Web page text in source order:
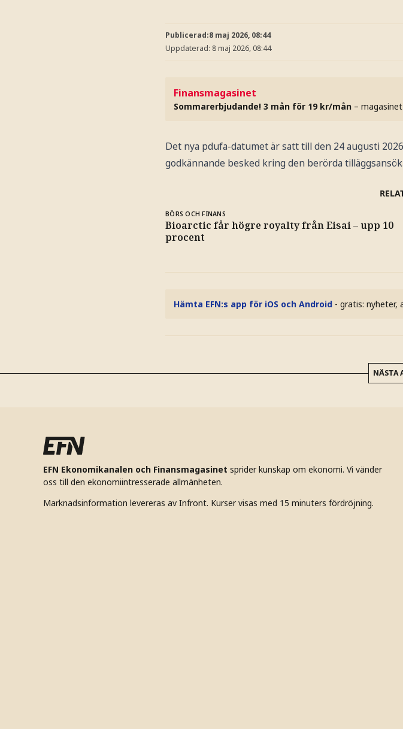
Publicerad:8 maj 2026, 08:44
Uppdaterad: 8 maj 2026, 08:44
Finansmagasinet
Sommarerbjudande! 3 mån för 19 kr/mån –
Det nya pdufa-datumet är satt till den 24 augusti
godkännande besked kring den berörda
BÖRS OCH FINANS
Bioarctic får högre royalty från Eisai – upp 10
procent
Hämta EFN:s app för iOS och Android - gratis: nyheter,
NÄSTA
EFN Ekonomikanalen och Finansmagasinet sprider kunskap om ekonomi. Vi vänder
oss till den ekonomiintresserade allmänheten.
Marknadsinformation levereras av Infront. Kurser visas med 15 minuters fördröjning.